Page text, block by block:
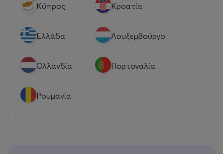
Κύπρος Κροατία
Eλλάδα Λουξεμβούργο
Ολλανδία Πορτογαλία
Ρουμανία